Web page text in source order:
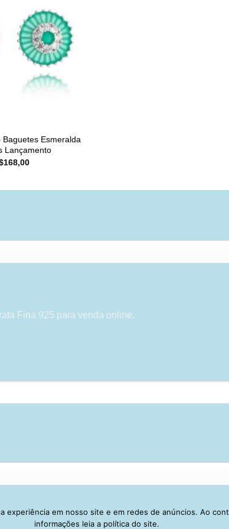
Baguetes Esmeralda
Lançamento
168,00
Fina 925 para venda online.
Visa PayPal Stripe MasterCardCash
em nosso site e em redes de anúncios. Ao
informações leia a política do site.